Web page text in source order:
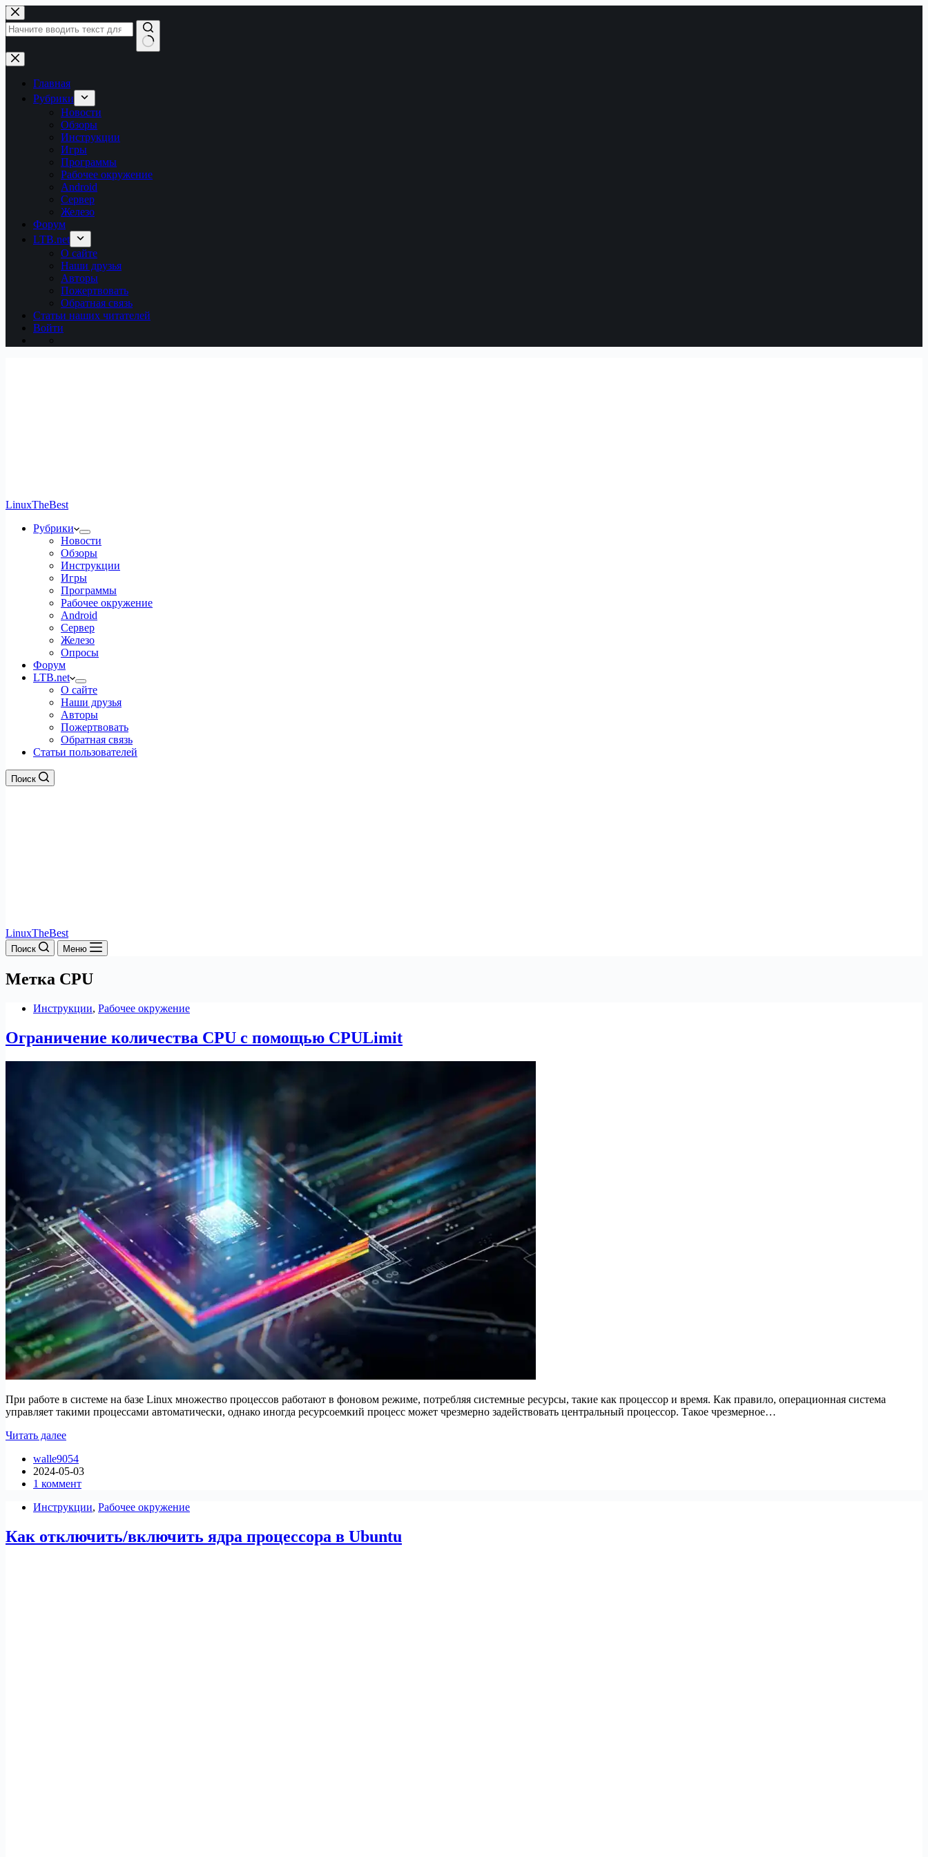
Перейти
к
сути
Ничего
не
найденоГлавная
Рубрики
Новости
Обзоры
Инструкции
Игры
Программы
Рабочее окружение
Android
Сервер
Железо
Форум
LTB.net
О сайте
Наши друзья
Авторы
Пожертвовать
Обратная связь
Статьи наших читателей
Войти
LinuxTheBest
Рубрики
Новости
Обзоры
Инструкции
Игры
Программы
Рабочее окружение
Android
Сервер
Железо
Опросы
Форум
LTB.net
О сайте
Наши друзья
Авторы
Пожертвовать
Обратная связь
Статьи пользователей
Поиск
LinuxTheBest
Поиск Меню
Метка CPU
Инструкции, Рабочее окружение
Ограничение количества CPU с помощью CPULimit
При работе в системе на базе Linux множество процессов работают в фоновом режиме, потребляя системные ресурсы, такие как процессор и время. Как правило, операционная система
управляет такими процессами автоматически, однако иногда ресурсоемкий процесс может чрезмерно задействовать центральный процессор. Такое чрезмерное…
Читать далееОграничение
CPU
с
помощью
walle9054
2024-05-03
1 коммент
Инструкции, Рабочее окружение
Как отключить/включить ядра процессора в Ubuntu